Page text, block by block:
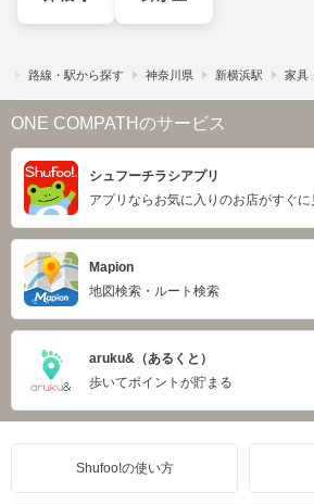
路線・駅から探す 神奈川県 新横浜駅 家具
ONE COMPATHのサービス
シュフーチラシアプリ
アプリならお気に入りのお店がすぐに
Mapion
地図検索・ルート検索
aruku&（あるくと）
歩いてポイントが貯まる
Shufoo!の使い方